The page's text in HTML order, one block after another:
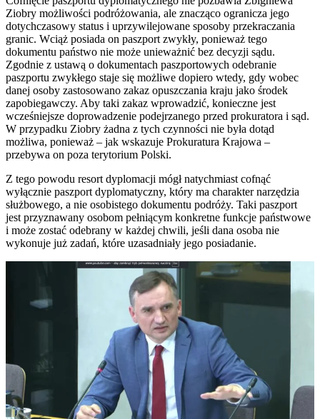
Ziobry możliwości podróżowania, ale znacząco ogranicza jego
dotychczasowy status i uprzywilejowane sposoby przekraczania
granic. Wciąż posiada on paszport zwykły, ponieważ tego
dokumentu państwo nie może unieważnić bez decyzji sądu.
Zgodnie z ustawą o dokumentach paszportowych odebranie
paszportu zwykłego staje się możliwe dopiero wtedy, gdy wobec
danej osoby zastosowano zakaz opuszczania kraju jako środek
zapobiegawczy. Aby taki zakaz wprowadzić, konieczne jest
wcześniejsze doprowadzenie podejrzanego przed prokuratora i sąd.
W przypadku Ziobry żadna z tych czynności nie była dotąd
możliwa, ponieważ – jak wskazuje Prokuratura Krajowa –
przebywa on poza terytorium Polski.
Z tego powodu resort dyplomacji mógł natychmiast cofnąć
wyłącznie paszport dyplomatyczny, który ma charakter narzędzia
służbowego, a nie osobistego dokumentu podróży. Taki paszport
jest przyznawany osobom pełniącym konkretne funkcje państwowe
i może zostać odebrany w każdej chwili, jeśli dana osoba nie
wykonuje już zadań, które uzasadniały jego posiadanie.